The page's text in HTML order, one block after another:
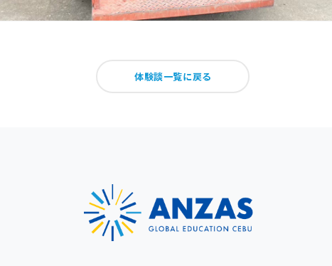
体験談一覧に戻る